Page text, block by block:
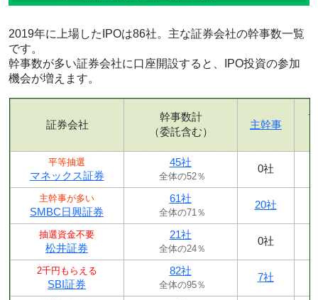
2019年に上場したIPOは86社。主な証券会社の幹事数一覧
です。
幹事数が多い証券会社に口座開設すると、IPO投資の参加
機会が増えます。
証券会社
幹事数計
（委託含む）
主幹事
平等抽選
マネックス証券
45社
全体の52％
0社
主幹事が多い
SMBC日興証券
61社
全体の71％
20社
抽選資金不要
松井証券
21社
全体の24％
0社
2千円もらえる
SBI証券
82社
全体の95％
7社